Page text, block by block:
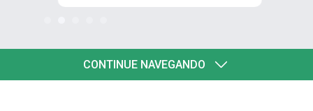
CONTINUE NAVEGANDO